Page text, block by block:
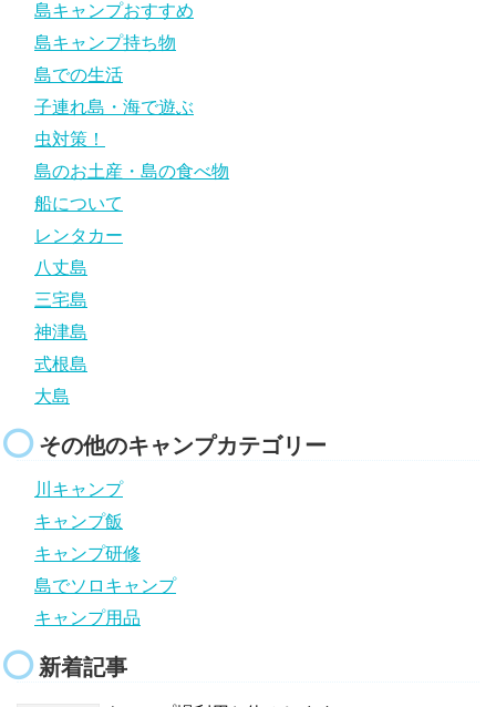
島キャンプおすすめ
島キャンプ持ち物
島での生活
子連れ島・海で遊ぶ
虫対策！
島のお土産・島の食べ物
船について
レンタカー
八丈島
三宅島
神津島
式根島
大島
その他のキャンプカテゴリー
川キャンプ
キャンプ飯
キャンプ研修
島でソロキャンプ
キャンプ用品
新着記事